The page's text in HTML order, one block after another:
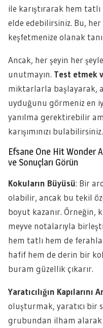
ile karıştırarak hem
elde edebilirsiniz. Bu,
keşfetmenize olanak
Ancak, her şeyin her
unutmayın. Test etmek
miktarlarla başlayarak,
uyduğunu görmeniz en
yanılma gerektirebilir
karışımınızı bulabilirsiniz.
Efsane One Hit Wonder
ve Sonuçları Görün
Kokuların Büyüsü: Bir
olabilir, ancak bu tekil
boyut kazanır. Örneğin,
meyve notalarıyla
hem tatlı hem de
hafif hem de derin bir
buram güzellik çıkarır.
Yaratıcılığın Kapılarını
oluşturmak, yaratıcı bir
grubundan ilham